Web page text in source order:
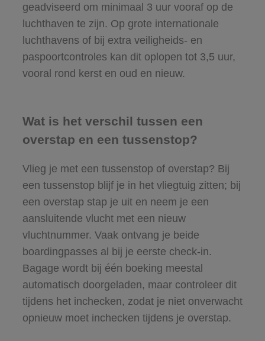
geadviseerd om minimaal 3 uur vooraf op de
luchthaven te zijn. Op grote internationale
luchthavens of bij extra veiligheids- en
paspoortcontroles kan dit oplopen tot 3,5 uur,
vooral rond kerst en oud en nieuw.
Wat is het verschil tussen een
overstap en een tussenstop?
Vlieg je met een tussenstop of overstap? Bij
een tussenstop blijf je in het vliegtuig zitten; bij
een overstap stap je uit en neem je een
aansluitende vlucht met een nieuw
vluchtnummer. Vaak ontvang je beide
boardingpasses al bij je eerste check-in.
Bagage wordt bij één boeking meestal
automatisch doorgeladen, maar controleer dit
tijdens het inchecken, zodat je niet onverwacht
opnieuw moet inchecken tijdens je overstap.